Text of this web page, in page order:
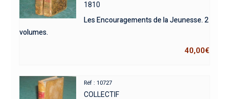
1810
Les Encouragements de la Jeunesse. 2
volumes.
40,00€
Réf : 10727
COLLECTIF